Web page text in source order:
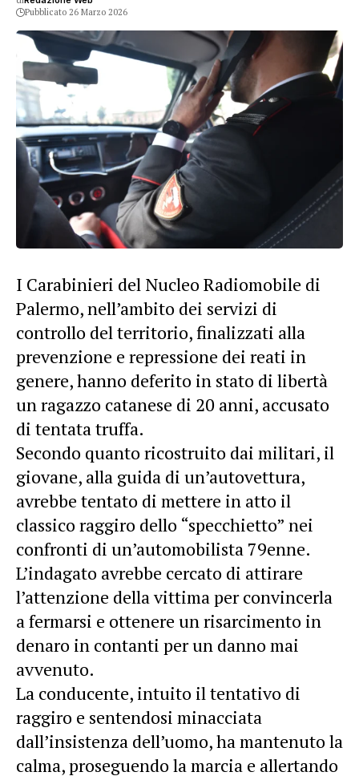
Pubblicato 26 Marzo 2026
​I Carabinieri del Nucleo Radiomobile di
Palermo, nell’ambito dei servizi di
controllo del territorio, finalizzati alla
prevenzione e repressione dei reati in
genere, hanno deferito in stato di libertà
un ragazzo catanese di 20 anni, accusato
di tentata truffa.
Secondo quanto ricostruito dai militari, il
giovane, alla guida di un’autovettura,
avrebbe tentato di mettere in atto il
classico raggiro dello “specchietto” nei
confronti di un’automobilista 79enne.
L’indagato avrebbe cercato di attirare
l’attenzione della vittima per convincerla
a fermarsi e ottenere un risarcimento in
denaro in contanti per un danno mai
avvenuto.
​La conducente, intuito il tentativo di
raggiro e sentendosi minacciata
dall’insistenza dell’uomo, ha mantenuto la
calma, proseguendo la marcia e allertando